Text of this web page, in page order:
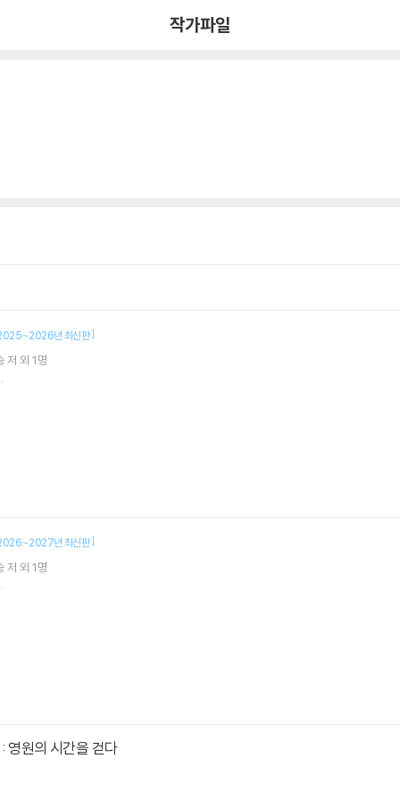
작가파일
년 최신판]
저 외 1명
년 최신판]
저 외 1명
영원의 시간을 걷다